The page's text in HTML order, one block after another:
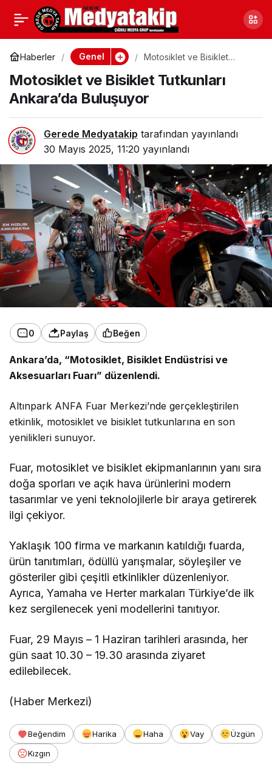
Haberler Genel
Motosiklet ve Bisiklet
Buluşuyor
Motosiklet ve Bisiklet Tutkunları
Ankara’da Buluşuyor
Gerede Medyatakip tarafından yayınlandı
30 Mayıs 2025, 11:20 yayınlandı
0 Paylaş Beğen
Ankara’da, “Motosiklet, Bisiklet Endüstrisi ve
Aksesuarları Fuarı” düzenlendi.
Altınpark ANFA Fuar Merkezi’nde gerçekleştirilen
etkinlik, motosiklet ve bisiklet tutkunlarına en son
yenilikleri sunuyor.
Fuar, motosiklet ve bisiklet ekipmanlarının yanı sıra
doğa sporları ve açık hava ürünlerini modern
tasarımlar ve yeni teknolojilerle bir araya getirerek
ilgi çekiyor.
Yaklaşık 100 firma ve markanın katıldığı fuarda,
ürün tanıtımları, ödüllü yarışmalar, söyleşiler ve
gösteriler gibi çeşitli etkinlikler düzenleniyor.
Ayrıca, Yamaha ve Herter markaları Türkiye’de ilk
kez sergilenecek yeni modellerini tanıtıyor.
Fuar, 29 Mayıs – 1 Haziran tarihleri arasında, her
gün saat 10.30 – 19.30 arasında ziyaret
edilebilecek.
(Haber Merkezi)
Beğendim Harika Haha Vay
Üzgün
Kızgın
Çankırı’da Sağlıklı
Yaşam Eğitimi
Paylaş